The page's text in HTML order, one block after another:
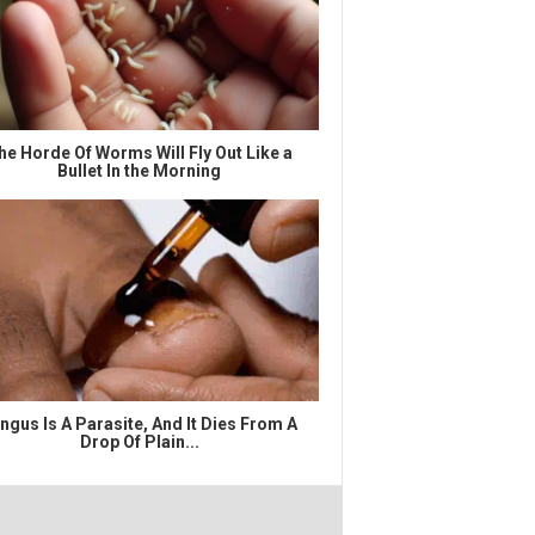
Horde Of Worms Will Fly Out Like a
Bullet In the Morning
Is A Parasite, And It Dies From A
Drop Of Plain...